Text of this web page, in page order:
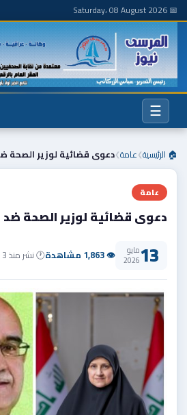
📅 Saturday، 08 August 2026
☰
🏠 الرئيسية❯عامة❯دعوى قضائية لوزير الصحة
عامة
دعوى قضائية لوزير الصحة ضد
13مايو
2026 👁 1,863 مشاهدة 🕐 نشر منذ 3 شهر